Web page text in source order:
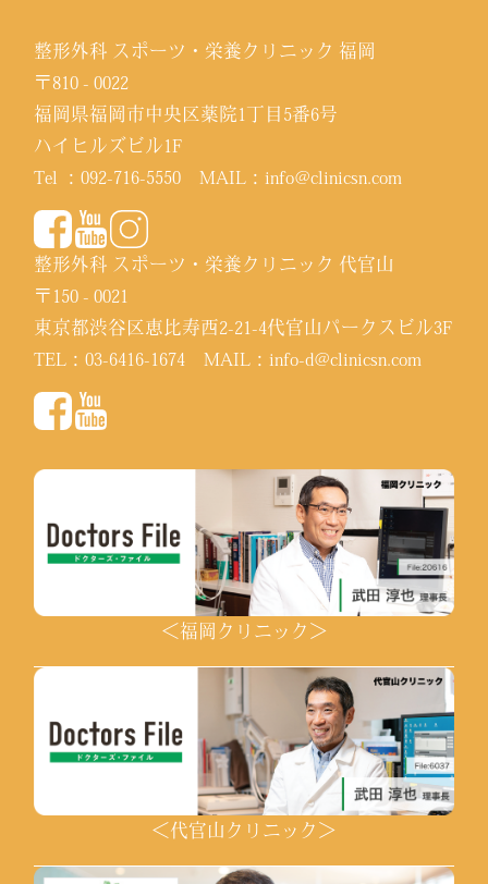
整形外科 スポーツ・栄養クリニック 福岡
〒810 - 0022
福岡県福岡市中央区薬院1丁目5番6号
ハイヒルズビル1F
Tel ：092-716-5550 MAIL：info@clinicsn.com
整形外科 スポーツ・栄養クリニック 代官山
〒150 - 0021
東京都渋谷区恵比寿西2-21-4代官山パークスビル3F
TEL：03-6416-1674 MAIL：info-d@clinicsn.com
＜福岡クリニック＞
＜代官山クリニック＞